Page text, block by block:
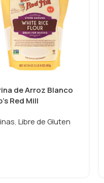
de Arroz Blanco
Red Mill
, Libre de Gluten